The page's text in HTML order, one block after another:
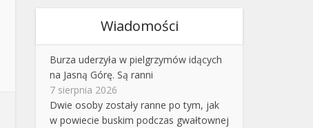
Wiadomości
Burza uderzyła w pielgrzymów idących
na Jasną Górę. Są ranni
7 sierpnia 2026
Dwie osoby zostały ranne po tym, jak
w powiecie buskim podczas gwałtownej